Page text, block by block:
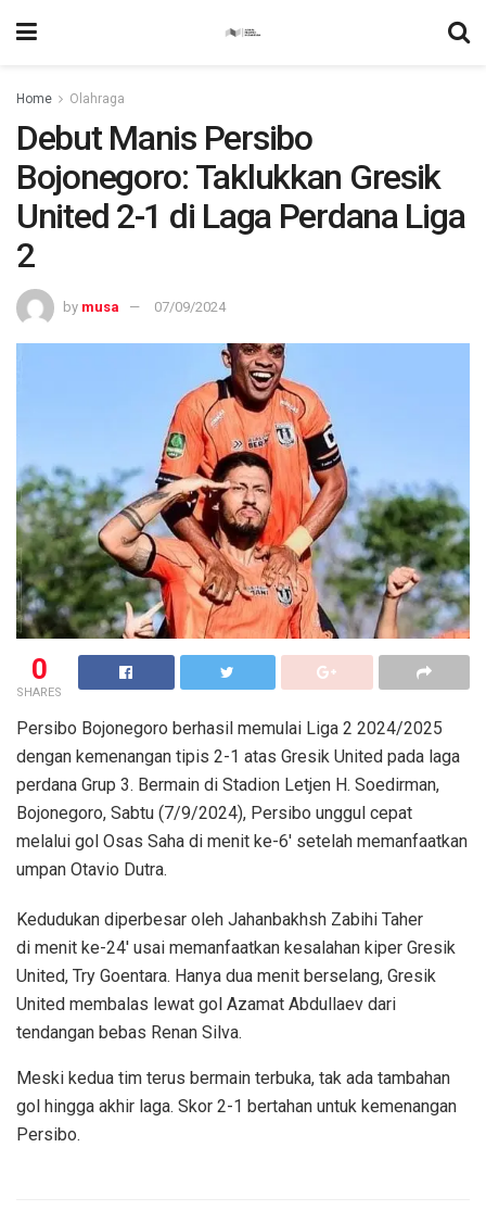
Home Olahraga
Debut Manis Persibo
Bojonegoro: Taklukkan Gresik
United 2-1 di Laga Perdana Liga
2
by musa 07/09/2024
0
SHARES
Persibo Bojonegoro berhasil memulai Liga 2 2024/2025
dengan kemenangan tipis 2-1 atas Gresik United pada laga
perdana Grup 3. Bermain di Stadion Letjen H. Soedirman,
Bojonegoro, Sabtu (7/9/2024), Persibo unggul cepat
melalui gol Osas Saha di menit ke-6′ setelah memanfaatkan
umpan Otavio Dutra.
Kedudukan diperbesar oleh Jahanbakhsh Zabihi Taher
di menit ke-24′ usai memanfaatkan kesalahan kiper Gresik
United, Try Goentara. Hanya dua menit berselang, Gresik
United membalas lewat gol Azamat Abdullaev dari
tendangan bebas Renan Silva.
Meski kedua tim terus bermain terbuka, tak ada tambahan
gol hingga akhir laga. Skor 2-1 bertahan untuk kemenangan
Persibo.